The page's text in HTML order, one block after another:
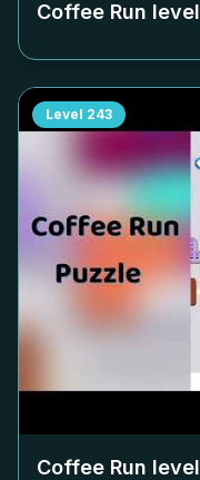
Coffee Run level
Level 243
Coffee Run level